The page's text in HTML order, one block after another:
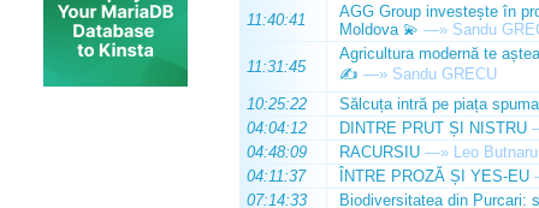
11:40:41
AGG Group investește în
Moldova 💫 —» Sandu
11:31:45
Agricultura modernă te
✍️ —» Sandu GRECU
10:25:22
Sălcuța intră pe piața
04:04:12
DINTRE PRUT ȘI NISTRU
04:48:09
RACURSIU —» Leo Butnaru
04:11:37
ÎNTRE PROZĂ ȘI YES-EU
07:14:33
Biodiversitatea din Purcari: